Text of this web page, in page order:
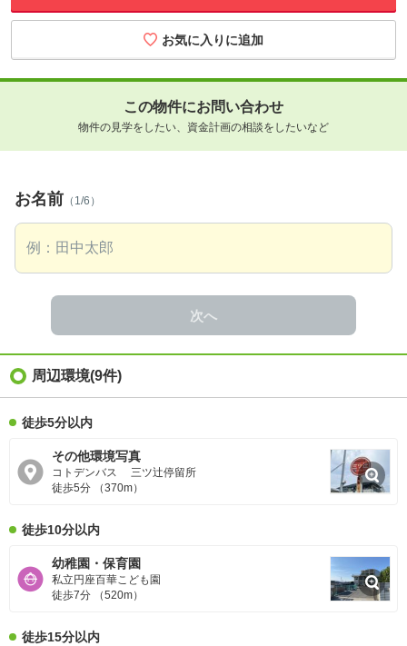
この物件にお問い合わせ
物件の見学をしたい、資金計画の相談をしたいなど
お名前 （1/6）
次へ
周辺環境(9件)
徒歩5分以内
その他環境写真
コトデンバス 三ツ辻停留所
徒歩5分 （370m）
徒歩10分以内
幼稚園・保育園
私立円座百華こども園
徒歩7分 （520m）
徒歩15分以内